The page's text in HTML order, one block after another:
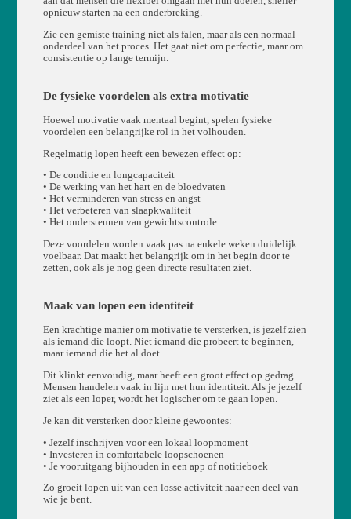
opnieuw starten na een onderbreking.
Zie een gemiste training niet als falen, maar als een normaal
onderdeel van het proces. Het gaat niet om perfectie, maar om
consistentie op lange termijn.
De fysieke voordelen als extra motivatie
Hoewel motivatie vaak mentaal begint, spelen fysieke
voordelen een belangrijke rol in het volhouden.
Regelmatig lopen heeft een bewezen effect op:
• De conditie en longcapaciteit
• De werking van het hart en de bloedvaten
• Het verminderen van stress en angst
• Het verbeteren van slaapkwaliteit
• Het ondersteunen van gewichtscontrole
Deze voordelen worden vaak pas na enkele weken duidelijk
voelbaar. Dat maakt het belangrijk om in het begin door te
zetten, ook als je nog geen directe resultaten ziet.
Maak van lopen een identiteit
Een krachtige manier om motivatie te versterken, is jezelf zien
als iemand die loopt. Niet iemand die probeert te beginnen,
maar iemand die het al doet.
Dit klinkt eenvoudig, maar heeft een groot effect op gedrag.
Mensen handelen vaak in lijn met hun identiteit. Als je jezelf
ziet als een loper, wordt het logischer om te gaan lopen.
Je kan dit versterken door kleine gewoontes:
• Jezelf inschrijven voor een lokaal loopmoment
• Investeren in comfortabele loopschoenen
• Je vooruitgang bijhouden in een app of notitieboek
Zo groeit lopen uit van een losse activiteit naar een deel van
wie je bent.